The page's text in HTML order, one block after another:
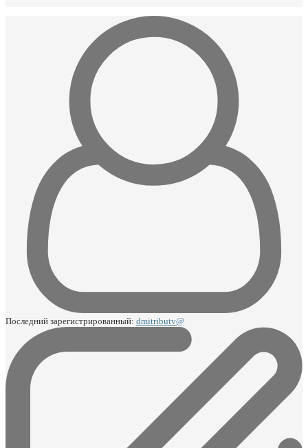
Последний зарегистрированный: dmitributv@